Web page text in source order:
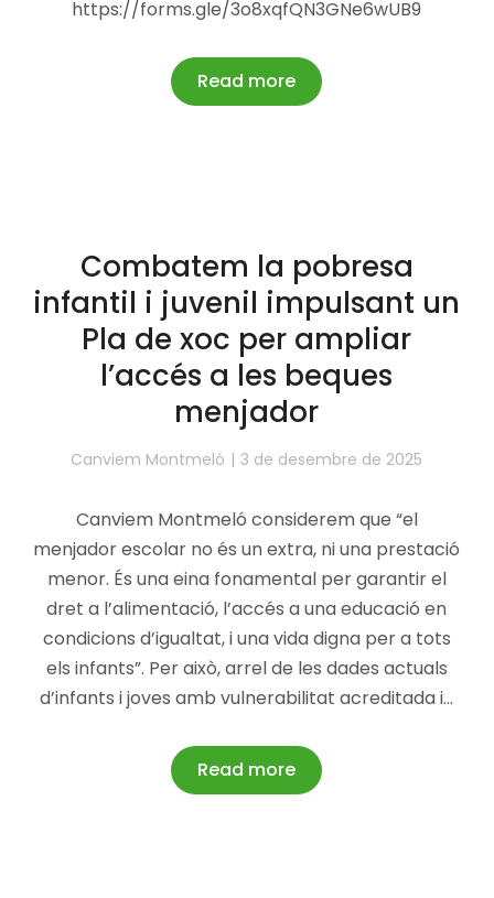
https://forms.gle/3o8xqfQN3GNe6wUB9
Read more
Combatem la pobresa
infantil i juvenil impulsant un
Pla de xoc per ampliar
l’accés a les beques
menjador
Canviem Montmeló 3 de desembre de 2025
Canviem Montmeló considerem que “el
menjador escolar no és un extra, ni una prestació
menor. És una eina fonamental per garantir el
dret a l’alimentació, l’accés a una educació en
condicions d’igualtat, i una vida digna per a tots
els infants”. Per això, arrel de les dades actuals
d’infants i joves amb vulnerabilitat acreditada i…
Read more